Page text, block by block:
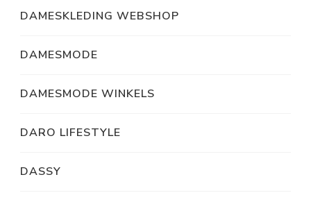
DAMESKLEDING WEBSHOP
DAMESMODE
DAMESMODE WINKELS
DARO LIFESTYLE
DASSY